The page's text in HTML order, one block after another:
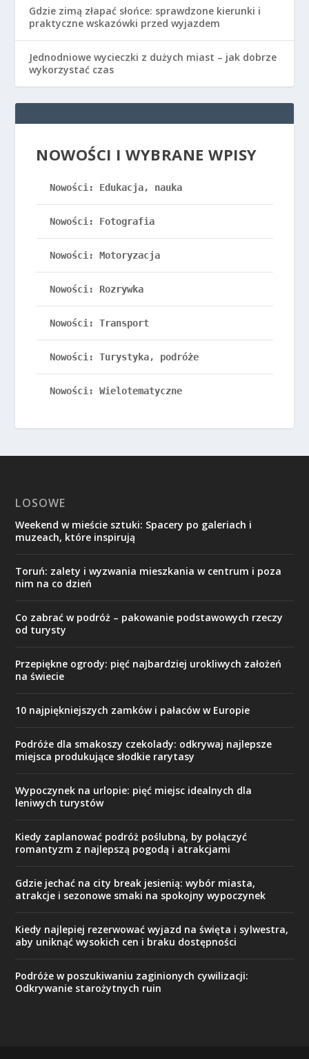
Gdzie zimą złapać słońce: sprawdzone kierunki i
praktyczne wskazówki przed wyjazdem
Jednodniowe wycieczki z dużych miast – jak dobrze
wykorzystać czas
NOWOŚCI I WYBRANE WPISY
Nowości: Edukacja, nauka
Nowości: Fotografia
Nowości: Motoryzacja
Nowości: Rozrywka
Nowości: Transport
Nowości: Turystyka, podróże
Nowości: Wielotematyczne
LOSOWE
Weekend w mieście sztuki: Spacery po galeriach i
muzeach, które inspirują
Toruń: zalety i wyzwania mieszkania w centrum i poza
nim na co dzień
Co zabrać w podróż – pakowanie podstawowych rzeczy
od turysty
Przepiękne ogrody: pięć najbardziej urokliwych założeń
na świecie
10 najpiękniejszych zamków i pałaców w Europie
Podróże dla smakoszy czekolady: odkrywaj najlepsze
miejsca produkujące słodkie rarytasy
Wypoczynek na urlopie: pięć miejsc idealnych dla
leniwych turystów
Kiedy zaplanować podróż poślubną, by połączyć
romantyzm z najlepszą pogodą i atrakcjami
Gdzie jechać na city break jesienią: wybór miasta,
atrakcje i sezonowe smaki na spokojny wypoczynek
Kiedy najlepiej rezerwować wyjazd na święta i sylwestra,
aby uniknąć wysokich cen i braku dostępności
Podróże w poszukiwaniu zaginionych cywilizacji:
Odkrywanie starożytnych ruin